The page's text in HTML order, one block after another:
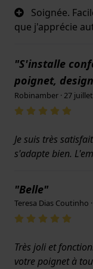
Soignée.
que j'apprécie
"S'installe
poignet,
Robinamber · 27
Je suis très
s'adapte bien.
"Belle"
Teresa Dias Coutinho
Très joli et
votre poignet à